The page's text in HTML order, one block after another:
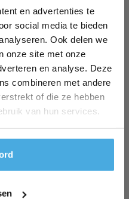
en advertenties te
social media te bieden
Ook delen we
onze site met onze
en analyse. Deze
combineren met andere
of die ze hebben
van hun services.
zelf instellen en
spuit systeem werkt
zonder onderhoud,
hoge plakkracht. Als je
de slang op het drukvat
drukvat. Daarna open
lege drukvat kan je
open, haal het label
naast de kraan door. Er
en het kan als oud ijzer